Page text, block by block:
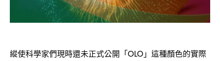
縱使科學家們現時還未正式公開「OLO」這種顏色的實際